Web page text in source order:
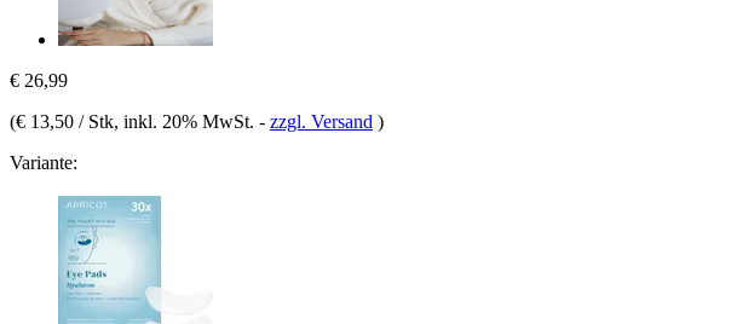
€ 26,99
(€ 13,50 / Stk, inkl. 20% MwSt. - zzgl. Versand )
Variante: